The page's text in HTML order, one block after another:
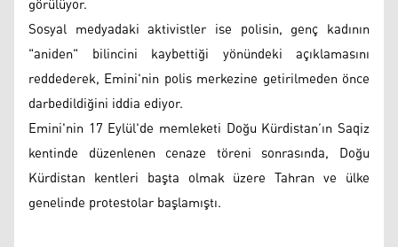
Sosyal medyadaki aktivistler ise polisin, genç kadının
"aniden" bilincini kaybettiği yönündeki açıklamasını
reddederek, Emini'nin polis merkezine getirilmeden önce
darbedildiğini iddia ediyor.
Emini'nin 17 Eylül'de memleketi Doğu Kürdistan’ın Saqiz
kentinde düzenlenen cenaze töreni sonrasında, Doğu
Kürdistan kentleri başta olmak üzere Tahran ve ülke
genelinde protestolar başlamıştı.